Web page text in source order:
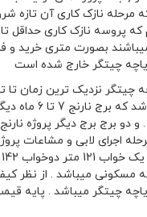
پروسه نازک کاری حداقل
بصورت متری خرید
چیتگر خارج شده است
چیتگر نزدیک ترین زمان تا
پروژه مشخص است پروژه
است . هرطبقه در دارای 14 واحد مسکونی 9 لاین اسانسور و